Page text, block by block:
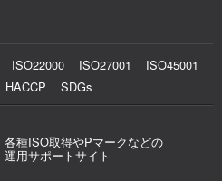
ISO22000 ISO27001
ISO45001
HACCP SDGs
各種ISO取得やPマークなどの
運用サポートサイト